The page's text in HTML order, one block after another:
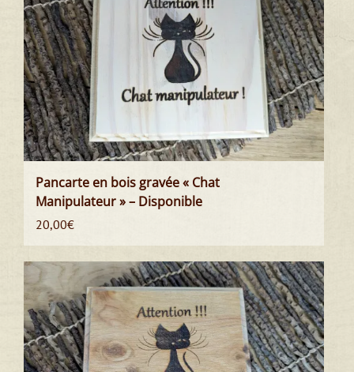
Pancarte en bois gravée « Chat
Manipulateur » – Disponible
20,00€